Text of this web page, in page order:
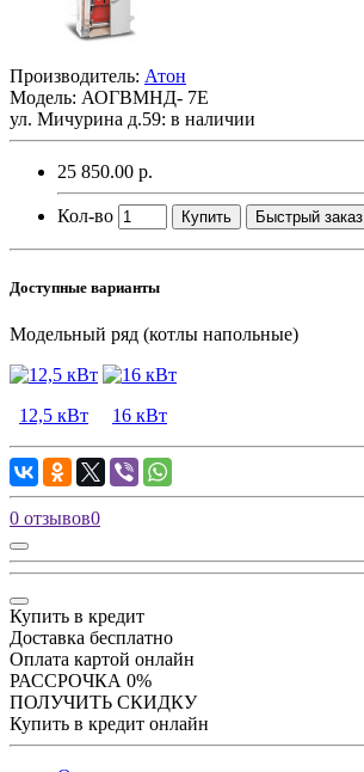
Производитель: Атон
Модель: АОГВМНД- 7Е
ул. Мичурина д.59: в наличии
25 850.00 р.
Кол-во Купить Быстрый заказ
Доступные варианты
Модельный ряд (котлы напольные)
12,5 кВт 16 кВт
0 отзывов0
Купить в кредит
Доставка бесплатно
Оплата картой онлайн
РАССРОЧКА 0%
ПОЛУЧИТЬ СКИДКУ
Купить в кредит онлайн